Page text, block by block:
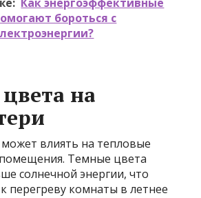
бороться с
на
влиять на тепловые
Темные цвета
солнечной энергии, что
перегреву комнаты в летнее